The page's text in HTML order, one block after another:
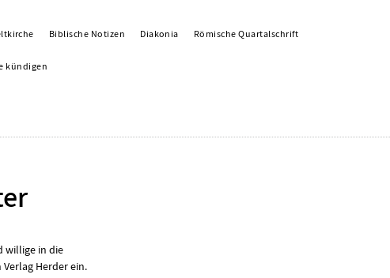
Biblische Notizen Diakonia Römische Quartalschrift
kündigen
willige in die
Herder ein.